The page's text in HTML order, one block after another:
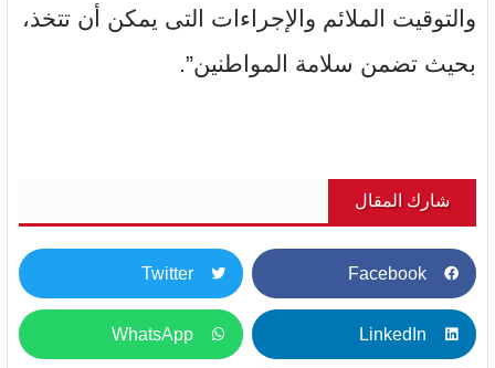
والتوقيت الملائم والإجراءات التى يمكن أن تتخذ،
بحيث تضمن سلامة المواطنين”.
شارك المقال
Facebook
Twitter
LinkedIn
WhatsApp